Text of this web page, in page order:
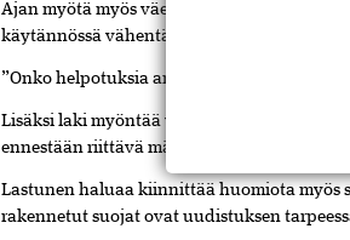
Ajan myötä myös väestönsuojaa vaativien
käytännössä vähentänyt suojien
”Onko helpotuksia annettu liian kevyin
Lisäksi laki myöntää vapautuksen
ennestään riittävä määrä suojapaikkoja tai
Lastunen haluaa kiinnittää huomiota myös
rakennetut suojat ovat uudistuksen